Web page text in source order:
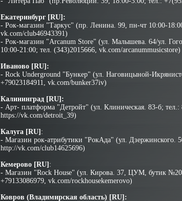
Екатеринбург [RU]:
- Рок-магазин "Таркус" (пр. Ленина. 99, пн-чт 10:00-
vk.com/club46943391)
- Рок-магазин "Arcanum Store" (ул. Малышева. 64/ул.
10:00-21:00; тел. (343)2015666, vk.com/arcanummusicstore)
Иваново [RU]:
- Rock Underground "Бункер" (ул. Наговицыной-
+79023184911, vk.com/bunker37iv)
Калининград [RU]:
- Арт- платформа "Детройт" (ул. Клиническая. 83-б; тел.:
https://vk.com/detroit_39)
Калуга [RU] :
- Магазин рок-атрибутики "РокАда" (ул. Дзержинского.
http://vk.com/club14625696)
Кемерово [RU] :
- Магазин "Rock House" (ул. Кирова. 37, ЦУМ, бутик
+79133086979, vk.com/rockhousekemerovo)
Ковров (Владимирская область) [RU]: